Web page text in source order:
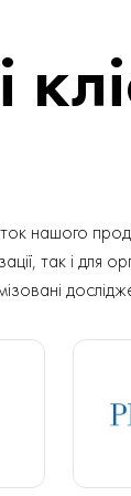
нашого
так і для